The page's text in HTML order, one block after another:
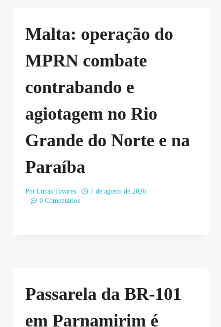
Malta: operação do
MPRN combate
contrabando e
agiotagem no Rio
Grande do Norte e na
Paraíba
Por Lucas Tavares
7 de agosto de 2026
0 Comentários
Passarela da BR-101
em Parnamirim é